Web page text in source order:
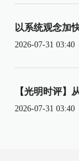
以系统观念加
2026-07-31 03:40
【光明时评】
2026-07-31 03:40